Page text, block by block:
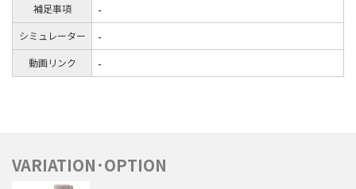
補足事項
-
シミュレーター
-
動画リンク
-
VARIATION･OPTION